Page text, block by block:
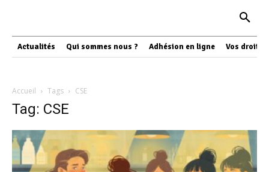
Actualités Qui sommes nous ? Adhésion en ligne Vos droits
Accueil Tags CSE
Tag: CSE